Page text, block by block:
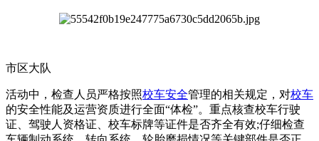
市区大队
活动中，检查人员严格按照校车安全管理的相关规定，对校车
的安全性能及运营资质进行全面“体检”。重点核查校车行驶
证、驾驶人资格证、校车标牌等证件是否齐全有效;仔细检查